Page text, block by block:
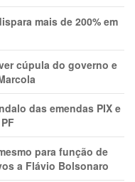
mais de 200% em
cúpula do governo e
das emendas PIX e
para função de
a Flávio Bolsonaro